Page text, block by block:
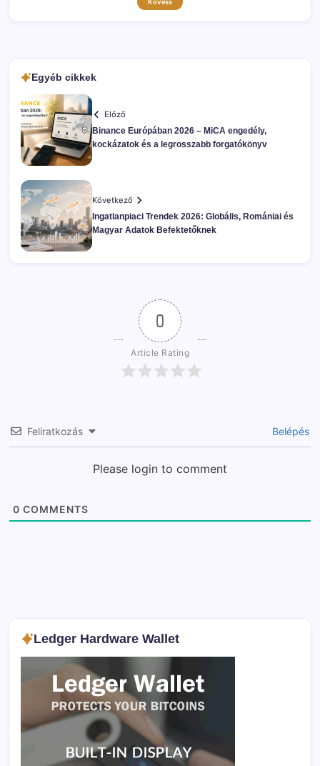
Kövess
Egyéb cikkek
Előző
Binance Európában 2026 – MiCA engedély,
kockázatok és a legrosszabb forgatókönyv
Következő
Ingatlanpiaci Trendek 2026: Globális, Romániai és
Magyar Adatok Befektetőknek
0
Article Rating
Feliratkozás Belépés
Please login to comment
0 COMMENTS
Ledger Hardware Wallet